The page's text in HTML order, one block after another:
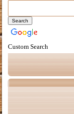
Custom Search